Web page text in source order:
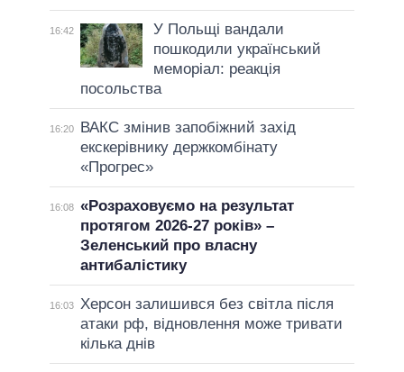
16:42
У Польщі вандали
пошкодили український
меморіал: реакція
посольства
16:20
ВАКС змінив запобіжний захід
екскерівнику держкомбінату
«Прогрес»
16:08 «Розраховуємо на результат
протягом 2026-27 років» –
Зеленський про власну
антибалістику
16:03
Херсон залишився без світла після
атаки рф, відновлення може тривати
кілька днів